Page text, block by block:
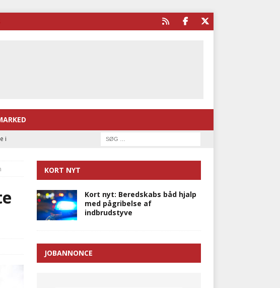
i
KORT NYT
Kort nyt: Beredskabs båd hjalp
med pågribelse af
indbrudstyve
JOBANNONCE